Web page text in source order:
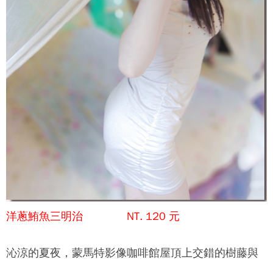
洋蔥鮪魚三明治 NT. 120 元
沁涼的夏夜， 蒙馬特影像咖啡館屋頂上交錯的樹藤與